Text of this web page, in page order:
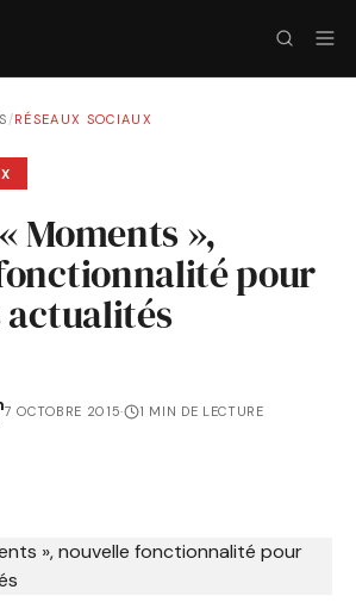
/RÉSEAUX SOCIAUX
Moments »,
pour
actualités
7 OCTOBRE 2015· 1 MIN DE LECTURE